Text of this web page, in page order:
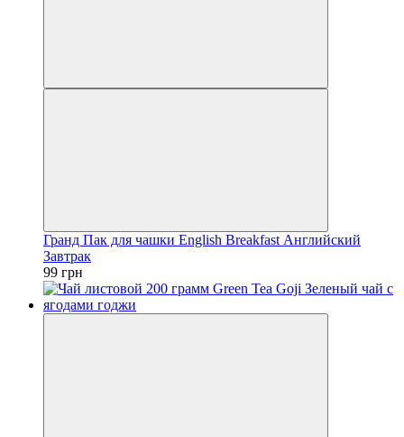
Гранд Пак для чашки English Breakfast Английский
Завтрак
99 грн